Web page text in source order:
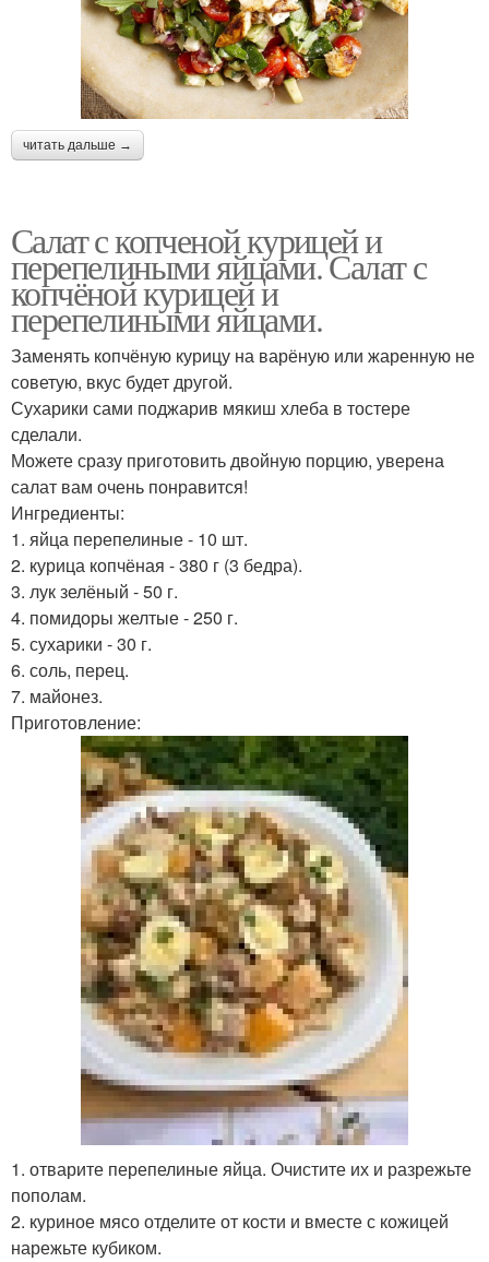
читать дальше →
Салат с копченой курицей и
перепелиными яйцами. Салат с
копчёной курицей и
перепелиными яйцами.
Заменять копчёную курицу на варёную или жаренную не
советую, вкус будет другой.
Сухарики сами поджарив мякиш хлеба в тостере
сделали.
Можете сразу приготовить двойную порцию, уверена
салат вам очень понравится!
Ингредиенты:
1. яйца перепелиные - 10 шт.
2. курица копчёная - 380 г (3 бедра).
3. лук зелёный - 50 г.
4. помидоры желтые - 250 г.
5. сухарики - 30 г.
6. соль, перец.
7. майонез.
Приготовление:
1. отварите перепелиные яйца. Очистите их и разрежьте
пополам.
2. куриное мясо отделите от кости и вместе с кожицей
нарежьте кубиком.